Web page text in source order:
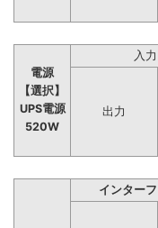
電源
【選択】
UPS電源
520W
入力
出力
インター